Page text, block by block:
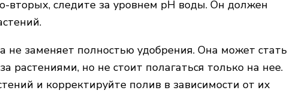
вторых, следите за уровнем pH воды. Он должен
не заменяет полностью удобрения. Она может стать
растениями, но не стоит полагаться только на нее.
и корректируйте полив в зависимости от их